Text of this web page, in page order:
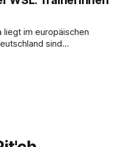
liegt im europäischen
sind